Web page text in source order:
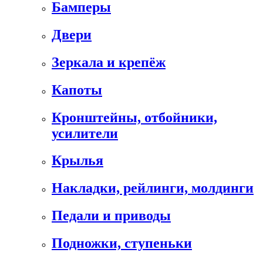
Бамперы
Двери
Зеркала и крепёж
Капоты
Кронштейны, отбойники,
усилители
Крылья
Накладки, рейлинги, молдинги
Педали и приводы
Подножки, ступеньки